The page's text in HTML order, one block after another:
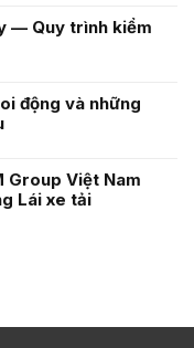
— Quy trình kiểm
động và những
Group Việt Nam
Lái xe tải